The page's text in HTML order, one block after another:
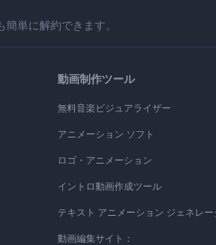
簡単に解約できます。
動画制作ツール
無料音楽ビジュアライザー
アニメーション ソフト
ロゴ・アニメーション
イントロ動画作成ツール
テキスト アニメーション ジェネレー
動画編集サイト：